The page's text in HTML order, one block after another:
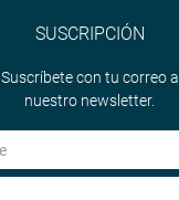
SUSCRIPCIÓN
Suscríbete con tu correo a
nuestro newsletter.